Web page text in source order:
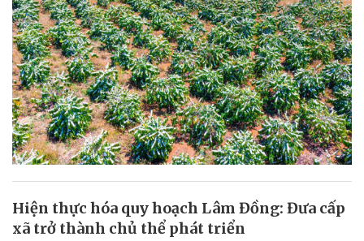
Hiện thực hóa quy hoạch Lâm Đồng: Đưa cấp
xã trở thành chủ thể phát triển